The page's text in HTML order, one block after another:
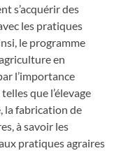
s’acquérir des
les pratiques
le programme
en
l’importance
que l’élevage
la fabrication de
à savoir les
pratiques agraires